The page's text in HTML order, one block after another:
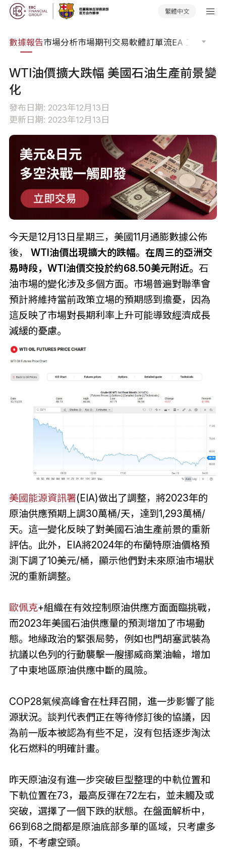
繁體中文
數據報告市場分析市場期刊交易軟體訂單流EA 工具庫
WTI油價擴大跌幅 美國石油生產前景變
化
發布日期: 2023年12月13日
更新日期: 2023年12月13日
今天是12月13日星期三，美國11月通膨數據公佈
後， WTI油價出現擴大的跌幅。在周三的亞洲交
易時段，WTI油價交投於約68.50美元附近。 石
油市場的變化涉及多個方面。市場普遍對聯準會
預計將維持當前政策立場的預期感到擔憂，因為
這反映了市場對長期利率上升可能導致經濟成長
減緩的憂慮。
美國能源資訊署(EIA)做出了調整，將2023年的
原油供應預期上調30萬桶/天，達到1,293萬桶/
天。這一變化反映了對美國石油生產前景的重新
評估。此外，EIA將2024年的布蘭特原油價格預
測下調了10美元/桶，顯示他們對未來原油市場狀
況的重新調整。
歐佩克+組織在有效控制原油供應方面面臨挑戰，
而2023年美國石油供應量的預測增加了市場動
態。地緣政治的緊張局勢，例如也門胡塞武裝為
抗議以色列的行動襲擊一艘挪威商業油輪，增加
了中東地區原油供應中斷的風險。
COP28氣候高峰會在杜拜召開，進一步影響了能
源狀況。談判代表們正在等待修訂後的協議，因
為前一版本被認為有些不足，沒有包括逐步淘汰
化石燃料的明確計畫。
昨天原油沒有進一步突破巨型整理的中軌位置和
下軌位置在73，最高反彈在72左右，並未觸及或
突破，選擇了一個下跌的狀態。在盤面解析中，
66到68之間都是原油底部多單的區域，只考慮多
頭，不考慮空頭。